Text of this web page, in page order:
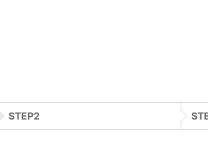
STEP2